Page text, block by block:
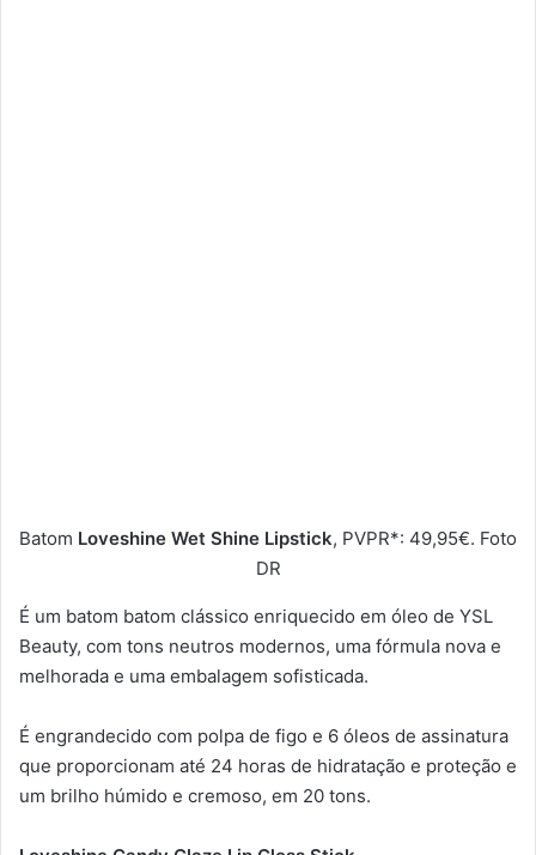
Batom Loveshine Wet Shine Lipstick, PVPR*: 49,95€. Foto
DR
É um batom batom clássico enriquecido em óleo de YSL
Beauty, com tons neutros modernos, uma fórmula nova e
melhorada e uma embalagem sofisticada.
É engrandecido com polpa de figo e 6 óleos de assinatura
que proporcionam até 24 horas de hidratação e proteção e
um brilho húmido e cremoso, em 20 tons.